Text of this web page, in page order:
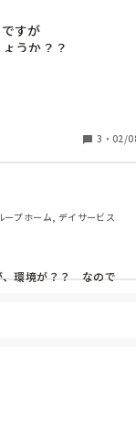
すが
うか？？
3 ・ 02/
プホーム, デイサービス
環境が？？　なので